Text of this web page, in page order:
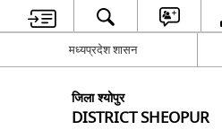
मध्यप्रदेश शासन
जिला श्योपुर
DISTRICT SHEOPUR